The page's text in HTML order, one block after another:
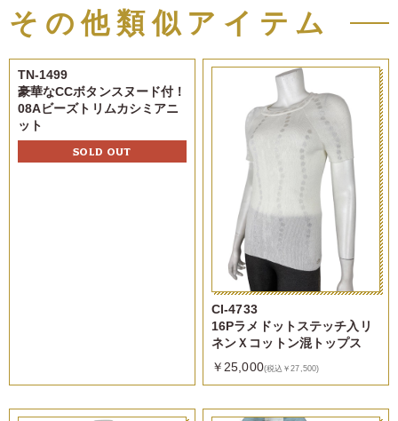
その他類似アイテム
TN-1499
豪華なCCボタンスヌード付！
08Aビーズトリムカシミアニ
ット
SOLD OUT
CI-4733
16Pラメドットステッチ入リ
ネンＸコットン混トップス
￥25,000(税込￥27,500)